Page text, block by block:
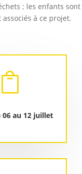
; les enfants sont
à ce projet.

06 au 12 juillet